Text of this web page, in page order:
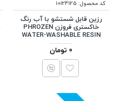
کد محصول: 10124125
رزین قابل شستشو با آب رنگ
خاکستری فروزن PHROZEN
WATER-WASHABLE RESIN
0 تومان